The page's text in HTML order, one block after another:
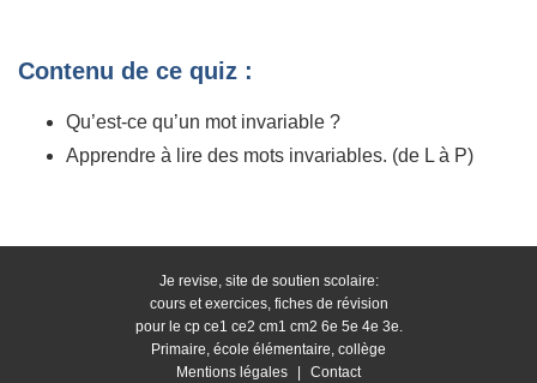
Contenu de ce quiz :
Qu’est-ce qu’un mot invariable ?
Apprendre à lire des mots invariables. (de L à P)
Je revise, site de soutien scolaire:
cours et exercices, fiches de révision
pour le cp ce1 ce2 cm1 cm2 6e 5e 4e 3e.
Primaire, école élémentaire, collège
Mentions légales
Contact